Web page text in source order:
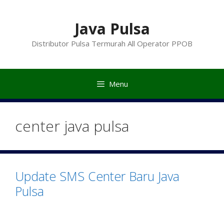
Java Pulsa
Distributor Pulsa Termurah All Operator PPOB
Menu
center java pulsa
Update SMS Center Baru Java
Pulsa